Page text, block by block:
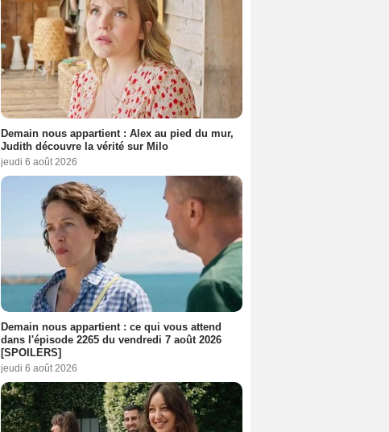
Demain nous appartient : Alex au pied du mur,
Judith découvre la vérité sur Milo
jeudi 6 août 2026
Demain nous appartient : ce qui vous attend
dans l'épisode 2265 du vendredi 7 août 2026
[SPOILERS]
jeudi 6 août 2026